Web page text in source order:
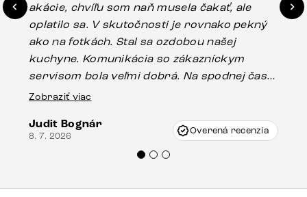
akácie, chvíľu som naň musela čakať, ale
oplatilo sa. V skutočnosti je rovnako pekný
ako na fotkách. Stal sa ozdobou našej
kuchyne. Komunikácia so zákazníckym
servisom bola veľmi dobrá. Na spodnej časti
stola bolo malé poškodenie, pravdepodobne
Vincze pri riešení mojej záležitosti pristúpili
veľmi korektne. Odporúčam produkty Delife
Zobraziť viac
Judit Bognár
8. 7. 2026 Overená recenzia